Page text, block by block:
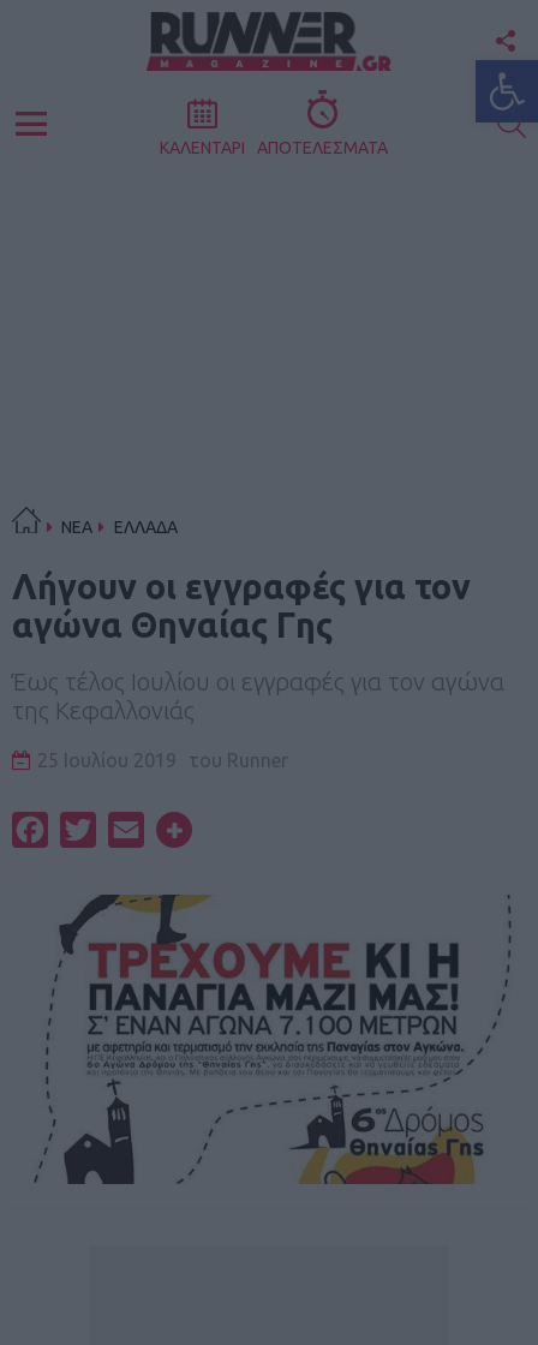
Menu ΚΑΛΕΝΤΑΡΙ ΑΠΟΤΕΛΕΣΜΑΤΑ
ΝΕΑ ΕΛΛΑΔΑ
Λήγουν οι εγγραφές για τον
αγώνα Θηναίας Γης
Έως τέλος Ιουλίου οι εγγραφές για τον αγώνα
της Κεφαλλονιάς
25 Ιουλίου 2019 του Runner
FacebookTwitterEmail